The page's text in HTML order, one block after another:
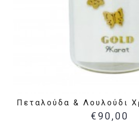
€90,00